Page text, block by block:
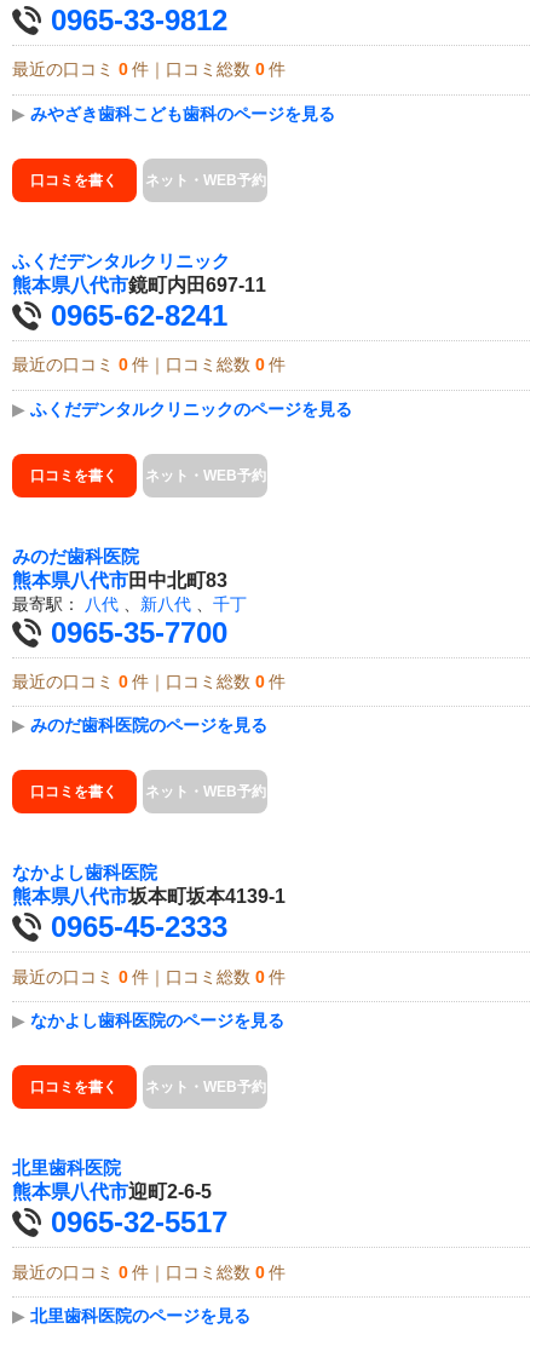
0965-33-9812
最近の口コミ 0 件｜口コミ総数 0 件
▶ みやざき歯科こども歯科のページを見る
口コミを書く ネット・WEB予約
ふくだデンタルクリニック
熊本県八代市鏡町内田697-11
0965-62-8241
最近の口コミ 0 件｜口コミ総数 0 件
▶ ふくだデンタルクリニックのページを見る
口コミを書く ネット・WEB予約
みのだ歯科医院
熊本県八代市田中北町83
最寄駅： 八代 新八代 千丁
0965-35-7700
最近の口コミ 0 件｜口コミ総数 0 件
▶ みのだ歯科医院のページを見る
口コミを書く ネット・WEB予約
なかよし歯科医院
熊本県八代市坂本町坂本4139-1
0965-45-2333
最近の口コミ 0 件｜口コミ総数 0 件
▶ なかよし歯科医院のページを見る
口コミを書く ネット・WEB予約
北里歯科医院
熊本県八代市迎町2-6-5
0965-32-5517
最近の口コミ 0 件｜口コミ総数 0 件
▶ 北里歯科医院のページを見る